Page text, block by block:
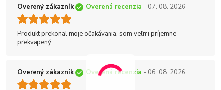
Overený zákazník Overená recenzia - 07. 08. 2026
Produkt prekonal moje očakávania, som veľmi príjemne
prekvapený.
Overený zákazník Overená recenzia - 06. 08. 2026